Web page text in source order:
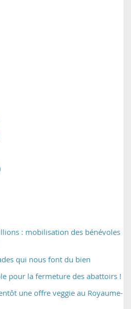
: mobilisation des bénévoles
qui nous font du bien
pour la fermeture des abattoirs !
une offre veggie au Royaume-